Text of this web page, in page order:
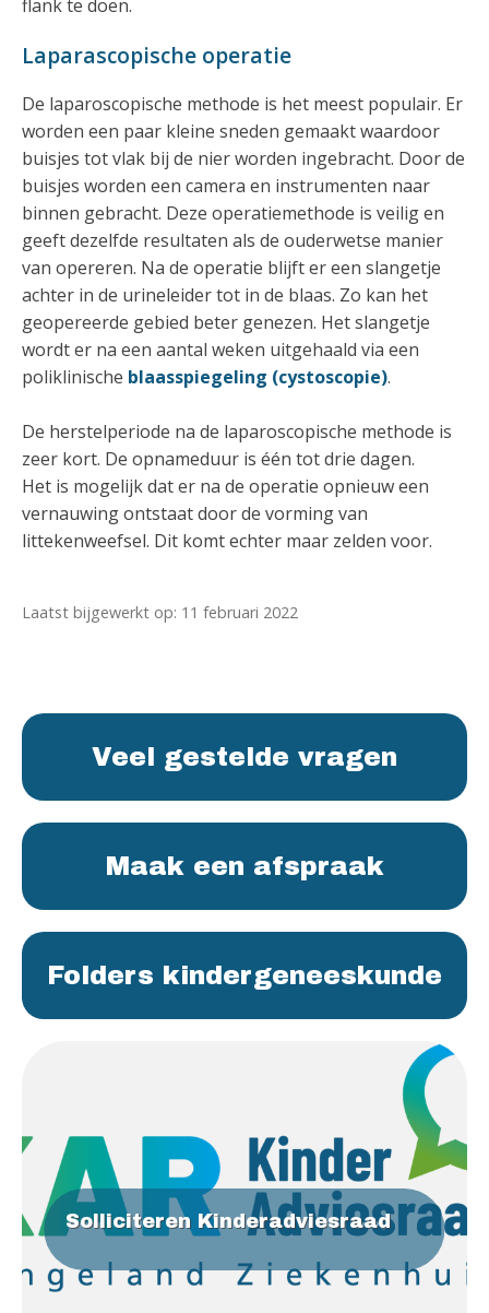
flank te doen.
Laparascopische operatie
De laparoscopische methode is het meest populair. Er
worden een paar kleine sneden gemaakt waardoor
buisjes tot vlak bij de nier worden ingebracht. Door de
buisjes worden een camera en instrumenten naar
binnen gebracht. Deze operatiemethode is veilig en
geeft dezelfde resultaten als de ouderwetse manier
van opereren. Na de operatie blijft er een slangetje
achter in de urineleider tot in de blaas. Zo kan het
geopereerde gebied beter genezen. Het slangetje
wordt er na een aantal weken uitgehaald via een
poliklinische blaasspiegeling (cystoscopie).
De herstelperiode na de laparoscopische methode is
zeer kort. De opnameduur is één tot drie dagen.
Het is mogelijk dat er na de operatie opnieuw een
vernauwing ontstaat door de vorming van
littekenweefsel. Dit komt echter maar zelden voor.
Laatst bijgewerkt op: 11 februari 2022
Veel gestelde vragen
Maak een afspraak
Folders kindergeneeskunde
Solliciteren Kinderadviesraad